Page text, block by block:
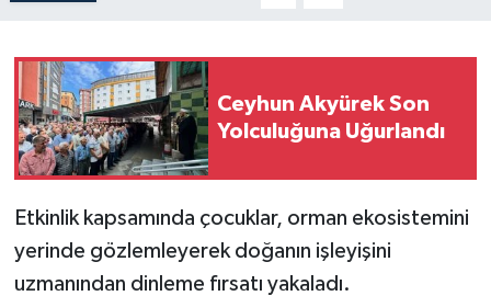
Ceyhun Akyürek Son
Yolculuğuna Uğurlandı
Etkinlik kapsamında çocuklar, orman ekosistemini
yerinde gözlemleyerek doğanın işleyişini
uzmanından dinleme fırsatı yakaladı.